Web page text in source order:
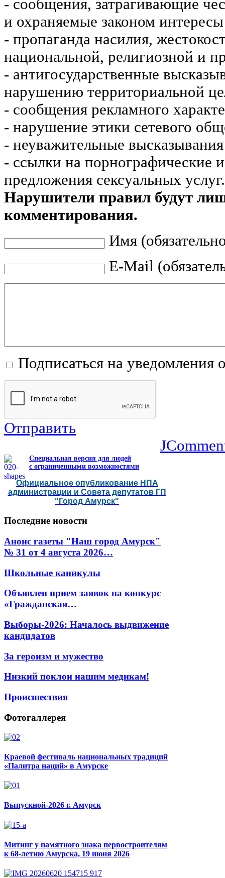
- сообщения, затрагивающие
и охраняемые законом
- пропаганда насилия,
национальной, религиозной и
- антигосударственные
нарушению территориальной
- сообщения рекламного
- нарушение этики сетевого
- неуважительные
- ссылки на порнографические
предложения сексуальных услуг.
Нарушители правил будут
комментирования.
Имя
E-Mail
Подписаться на уведомления
Отправить
Специальная версия для людей
с ограниченными возможностями
Официальное опубликование НПА
администрации и Совета депутатов ГП
"Город Амурск"
Последние новости
Анонс газеты "Наш город Амурск"
№ 31 от 4 августа 2026…
Школьные каникулы
Объявлен прием заявок на конкурс
«Гражданская…
Выборы-2026: Началось выдвижение
кандидатов
За героизм и мужество
Низкий поклон нашим медикам!
Происшествия
Фотогаллерея
Краевой фестиваль национальных традиций
«Палитра наций» в Амурске
Выпускной-2026 г. Амурск
Митинг у памятного знака первостроителям
к 68-летию Амурска, 19 июня 2026